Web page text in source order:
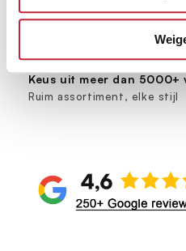
scannen op specifieke
verwerkt en stel uw
U kunt uw toestemming op
informatie over uw gebruik
partners voor social media,
Grootste
Keus uit meer dan 5000+
Ruim assortiment, elke stijl